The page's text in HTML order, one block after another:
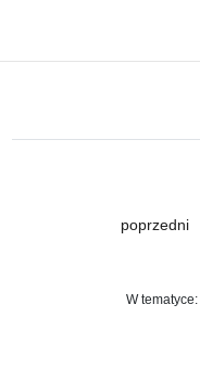
poprzedni
W tematyce: